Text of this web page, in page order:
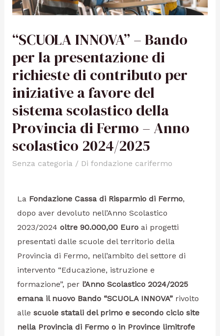
“SCUOLA INNOVA” – Bando
per la presentazione di
richieste di contributo per
iniziative a favore del
sistema scolastico della
Provincia di Fermo – Anno
scolastico 2024/2025
Senza categoria / Di fondazione carifermo
La Fondazione Cassa di Risparmio di Fermo,
dopo aver devoluto nell’Anno Scolastico
2023/2024 oltre 90.000,00 Euroai progetti
presentati dalle scuole del territorio della
Provincia di Fermo, nell’ambito del settore di
intervento “Educazione, istruzione e
formazione”, per l’Anno Scolastico 2024/2025
emana il nuovo Bando “SCUOLA INNOVA”rivolto
alle scuole statali del primo e secondo ciclo site
nella Provincia di Fermo o in Province limitrofe